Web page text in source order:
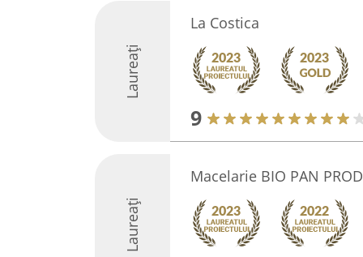
Laureați
La Costica
9
Laureați
Macelarie BIO PAN PROD